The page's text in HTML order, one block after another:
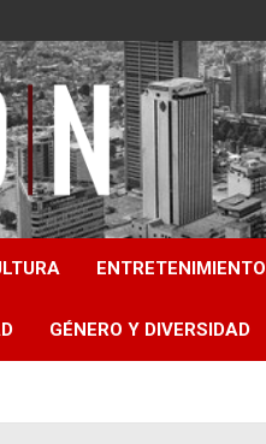
Noticias
ENTRETENIMIENTO
GÉNERO Y DIVERSIDAD